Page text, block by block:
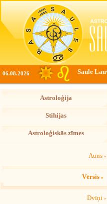
06.08.2026 Saule
Astroloģija
Stihijas
Astroloģiskās zīmes
Auns »
Vērsis »
Dvīņi »